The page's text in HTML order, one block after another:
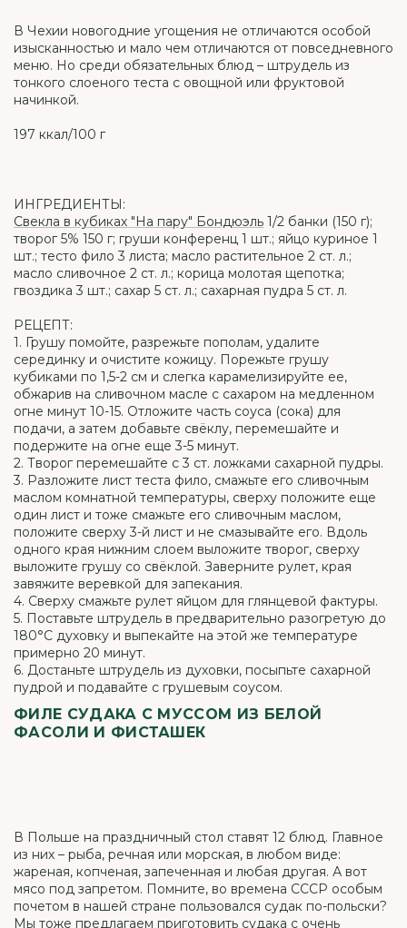
В Чехии новогодние угощения не отличаются особой
изысканностью и мало чем отличаются от повседневного
меню. Но среди обязательных блюд – штрудель из
тонкого слоеного теста с овощной или фруктовой
начинкой.
197 ккал/100 г
ИНГРЕДИЕНТЫ:
Свекла в кубиках "На пару" Бондюэль 1/2 банки (150 г);
творог 5% 150 г; груши конференц 1 шт.; яйцо куриное 1
шт.; тесто фило 3 листа; масло растительное 2 ст. л.;
масло сливочное 2 ст. л.; корица молотая щепотка;
гвоздика 3 шт.; сахар 5 ст. л.; сахарная пудра 5 ст. л.
РЕЦЕПТ:
1. Грушу помойте, разрежьте пополам, удалите
серединку и очистите кожицу. Порежьте грушу
кубиками по 1,5-2 см и слегка карамелизируйте ее,
обжарив на сливочном масле с сахаром на медленном
огне минут 10-15. Отложите часть соуса (сока) для
подачи, а затем добавьте свёклу, перемешайте и
подержите на огне еще 3-5 минут.
2. Творог перемешайте с 3 ст. ложками сахарной пудры.
3. Разложите лист теста фило, смажьте его сливочным
маслом комнатной температуры, сверху положите еще
один лист и тоже смажьте его сливочным маслом,
положите сверху 3-й лист и не смазывайте его. Вдоль
одного края нижним слоем выложите творог, сверху
выложите грушу со свёклой. Заверните рулет, края
завяжите веревкой для запекания.
4. Сверху смажьте рулет яйцом для глянцевой фактуры.
5. Поставьте штрудель в предварительно разогретую до
180°С духовку и выпекайте на этой же температуре
примерно 20 минут.
6. Достаньте штрудель из духовки, посыпьте сахарной
пудрой и подавайте с грушевым соусом.
ФИЛЕ СУДАКА С МУССОМ ИЗ БЕЛОЙ
ФАСОЛИ И ФИСТАШЕК
В Польше на праздничный стол ставят 12 блюд. Главное
из них – рыба, речная или морская, в любом виде:
жареная, копченая, запеченная и любая другая. А вот
мясо под запретом. Помните, во времена СССР особым
почетом в нашей стране пользовался судак по-польски?
Мы тоже предлагаем приготовить судака с очень